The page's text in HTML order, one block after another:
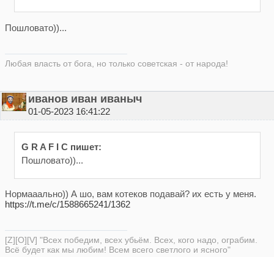
Пошловато))...
Любая власть от бога, но только советская - от народа!
иванов иван иваныч
01-05-2023 16:41:22
G R A F I C пишет:
Пошловато))...
Нормааально)) А шо, вам котеков подавай? их есть у меня.
https://t.me/c/1588665241/1362
[Z][O][V] "Всех победим, всех убьём. Всех, кого надо, ограбим.
Всё будет как мы любим! Всем всего светлого и ясного"